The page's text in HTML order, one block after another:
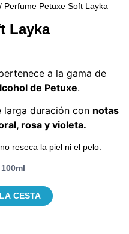
/ Perfume Petuxe Soft Layka
Layka
a la gama de
de Petuxe.
larga duración con notas
rosa y violeta.
reseca la piel ni el pelo.
100ml
CESTA